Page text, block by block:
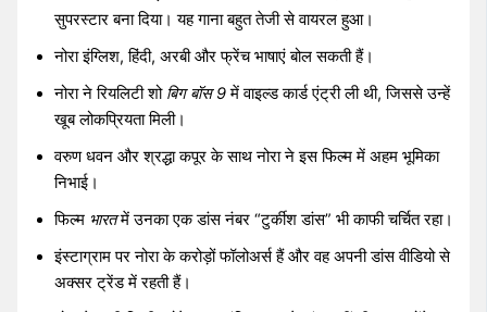
सुपरस्टार बना दिया। यह गाना बहुत तेजी से वायरल हुआ।
नोरा इंग्लिश, हिंदी, अरबी और फ्रेंच भाषाएं बोल सकती हैं।
नोरा ने रियलिटी शो बिग बॉस 9में वाइल्ड कार्ड एंट्री ली थी, जिससे उन्हें
खूब लोकप्रियता मिली।
वरुण धवन और श्रद्धा कपूर के साथ नोरा ने इस फिल्म में अहम भूमिका
निभाई।
फिल्म भारतमें उनका एक डांस नंबर “टुर्कीश डांस” भी काफी चर्चित रहा।
इंस्टाग्राम पर नोरा के करोड़ों फॉलोअर्स हैं और वह अपनी डांस वीडियो से
अक्सर ट्रेंड में रहती हैं।